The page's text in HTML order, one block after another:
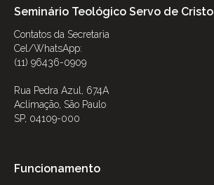
Seminário Teológico Servo de Cristo
Contatos da Secretaria
Cel/WhatsApp:
(11) 96436-0909
Rua Pedra Azul, 674A
Aclimação, São Paulo
SP, 04109-000
Funcionamento